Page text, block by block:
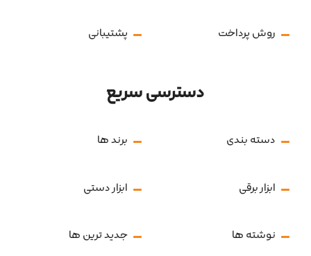
روش پرداخت پشتیبانی
دسترسی سریع
دسته بندی برند ها
ابزار برقی ابزار دستی
نوشته ها جدید ترین ها